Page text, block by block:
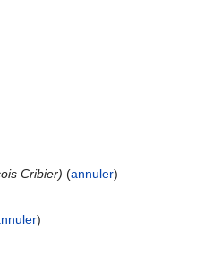
Cribier) (annuler)
)